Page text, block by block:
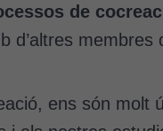
de
d’altres membres
ens són